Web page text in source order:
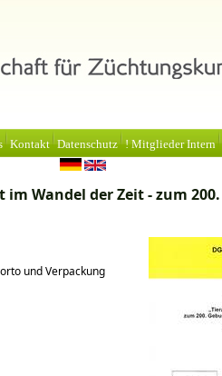
Kontakt Datenschutz ! Mitglieder Intern
Wandel der Zeit - zum
und Verpackung